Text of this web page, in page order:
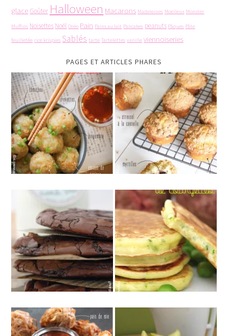
glace Goûter Halloween Macarons Madeleines Moelleux Monster
Muffins Noisettes Noël Oréo Pain Pains au lait Pancakes peanuts Pâques Pâte
feuilletée rice krispies Sablés tarte Tartelettes vanille viennoiseries
PAGES ET ARTICLES PHARES